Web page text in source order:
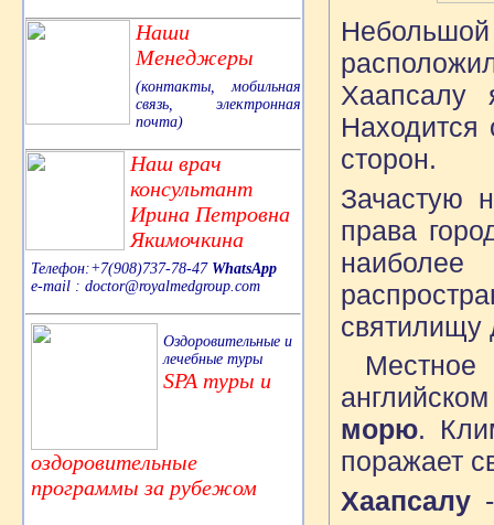
Наши
Менеджеры
(контакты, мобильная
связь, электронная
почта)
Наш врач
консультант
Ирина Петровна
Якимочкина
Телефон:+7(908)737-78-47 WhatsApp
e-mail : doctor@royalmedgroup.com
Оздоровительные и
лечебные туры
SPA туры и
оздоровительные
программы за рубежом
Хаапсалу
Находится
сторон.
Зачастую
права
святилищу
Местное
морю.
поражает
Хаапсалу